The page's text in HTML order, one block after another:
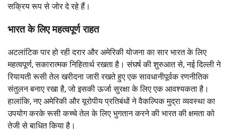
सक्रिय रूप से जोर दे रहे हैं।
भारत के लिए महत्वपूर्ण राहत
अटलांटिक पार हो रही दरार और अमेरिकी योजना का सार भारत के लिए
महत्वपूर्ण, सकारात्मक निहितार्थ रखता है। संघर्ष की शुरुआत से, नई दिल्ली ने
रियायती रूसी तेल खरीदना जारी रखते हुए एक सावधानीपूर्वक रणनीतिक
संतुलन बनाए रखा है, जो इसकी ऊर्जा सुरक्षा के लिए एक आवश्यकता है।
हालांकि, नए अमेरिकी और यूरोपीय प्रतिबंधों ने वैकल्पिक मुद्रा व्यवस्था का
उपयोग करके रूसी कच्चे तेल के लिए भुगतान करने की भारत की क्षमता को
तेजी से बाधित किया है।